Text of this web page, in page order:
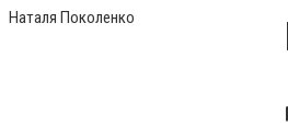
Наталя Поколенко